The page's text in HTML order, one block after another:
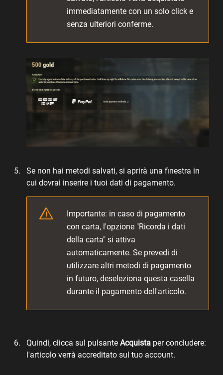
immediatamente con un solo click e
senza ulteriori conferme.
Se non hai metodi salvati, si aprirà una finestra in
cui dovrai inserire i tuoi dati di pagamento.
Importante: in caso di pagamento
con carta, l'opzione "Ricorda i dati
della carta" si attiva
automaticamente. Se prevedi di
utilizzare altri metodi di pagamento
in futuro, deseleziona questa casella
durante il pagamento dell'articolo.
Quindi, clicca sul pulsante Acquista per concludere:
l'articolo verrà accreditato sul tuo account.